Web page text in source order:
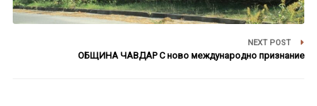
NEXT POST
ОБЩИНА ЧАВДАР С ново международно признание